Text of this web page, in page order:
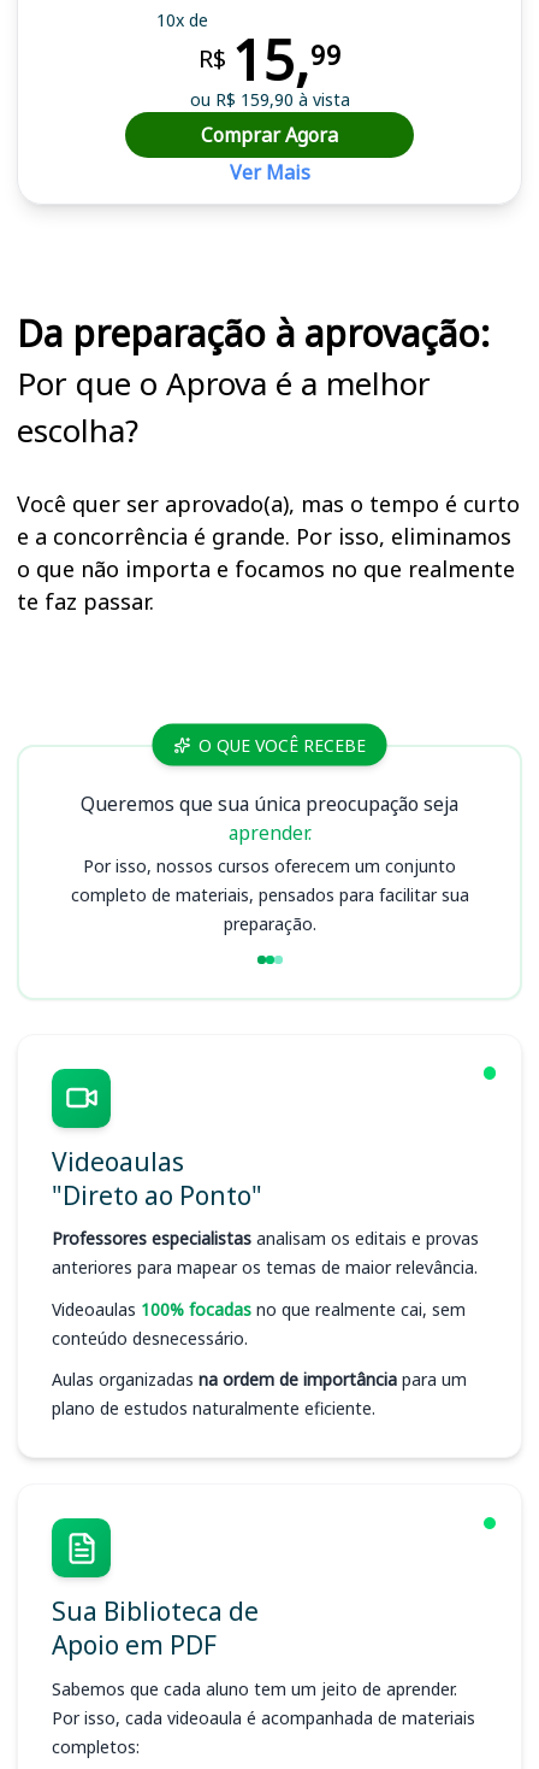
10x de
R$ 15,99
ou R$ 159,90 à vista
Comprar Agora
Ver Mais
Da preparação à aprovação:
Por que o Aprova é a melhor
escolha?
Você quer ser aprovado(a), mas o tempo é curto
e a concorrência é grande. Por isso, eliminamos
o que não importa e focamos no que realmente
te faz passar.
Cursos CRBio 4O QUE VOCÊ RECEBE
Queremos que sua única preocupação seja
aprender.
Por isso, nossos cursos oferecem um conjunto
completo de materiais, pensados para facilitar sua
preparação.
Videoaulas
"Direto ao Ponto"
Professores especialistas analisam os editais e provas
anteriores para mapear os temas de maior relevância.
Videoaulas 100% focadas no que realmente cai, sem
conteúdo desnecessário.
Aulas organizadas na ordem de importância para um
plano de estudos naturalmente eficiente.
Sua Biblioteca de
Apoio em PDF
Sabemos que cada aluno tem um jeito de aprender.
Por isso, cada videoaula é acompanhada de materiais
completos: